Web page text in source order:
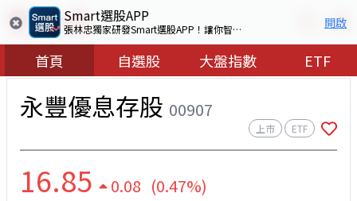
Smart選股APP
張林忠獨家研發Smart選股APP！讓你智慧看盤選出好股票 開啟
首頁 自選股 大盤指數 ETF
永豐優息存股 00907
上市 ETF
16.85 0.08 (0.47%)